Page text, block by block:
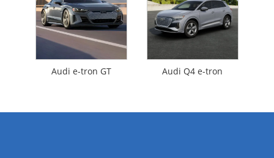
Audi e-tron GT Audi Q4 e-tron